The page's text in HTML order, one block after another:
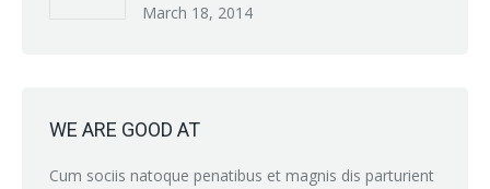
March 18, 2014
WE ARE GOOD AT
Cum sociis natoque penatibus et magnis dis parturient